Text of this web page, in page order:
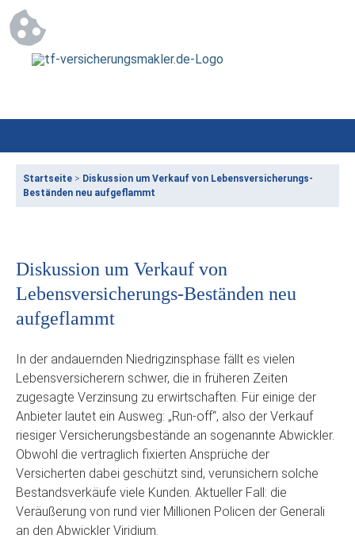
Startseite > Diskussion um Verkauf von Lebensversicherungs-
Beständen neu aufgeflammt
Diskussion um Verkauf von
Lebensversicherungs-Beständen neu
aufgeflammt
In der andauernden Niedrigzinsphase fällt es vielen
Lebensversicherern schwer, die in früheren Zeiten
zugesagte Verzinsung zu erwirtschaften. Für einige der
Anbieter lautet ein Ausweg: „Run-off“, also der Verkauf
riesiger Versicherungsbestände an sogenannte Abwickler.
Obwohl die vertraglich fixierten Ansprüche der
Versicherten dabei geschützt sind, verunsichern solche
Bestandsverkäufe viele Kunden. Aktueller Fall: die
Veräußerung von rund vier Millionen Policen der Generali
an den Abwickler Viridium.